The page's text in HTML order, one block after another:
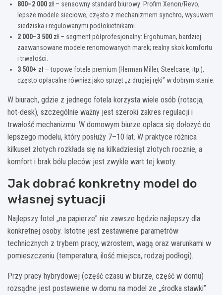
800–2 000 zł – sensowny standard biurowy: Profim Xenon/Revo,
lepsze modele sieciowe, często z mechanizmem synchro, wysuwem
siedziska i regulowanymi podłokietnikami.
2 000–3 500 zł – segment półprofesjonalny: Ergohuman, bardziej
zaawansowane modele renomowanych marek; realny skok komfortu
i trwałości.
3 500+ zł – topowe fotele premium (Herman Miller, Steelcase, itp.),
często opłacalne również jako sprzęt „z drugiej ręki” w dobrym stanie.
W biurach, gdzie z jednego fotela korzysta wiele osób (rotacja,
hot-desk), szczególnie ważny jest szeroki zakres regulacji i
trwałość mechanizmu. W domowym biurze opłaca się dołożyć do
lepszego modelu, który posłuży 7–10 lat. W praktyce różnica
kilkuset złotych rozkłada się na kilkadziesiąt złotych rocznie, a
komfort i brak bólu pleców jest zwykle wart tej kwoty.
Jak dobrać konkretny model do
własnej sytuacji
Najlepszy fotel „na papierze” nie zawsze będzie najlepszy dla
konkretnej osoby. Istotne jest zestawienie parametrów
technicznych z trybem pracy, wzrostem, wagą oraz warunkami w
pomieszczeniu (temperatura, ilość miejsca, rodzaj podłogi).
Przy pracy hybrydowej (część czasu w biurze, część w domu)
rozsądne jest postawienie w domu na model ze „środka stawki”